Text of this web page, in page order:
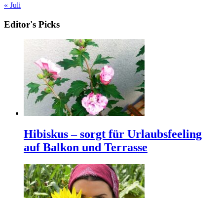
« Juli
Editor's Picks
Hibiskus – sorgt für Urlaubsfeeling
auf Balkon und Terrasse